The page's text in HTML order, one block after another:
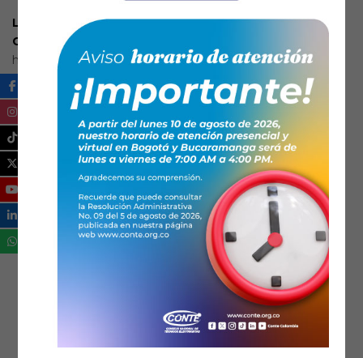
LINK AGENDA CHARLAS TECNICAS EXPOSOLAR
COLOMBIA 2021:
https://feriaexposolar.com/wp-content/uploads/2021/10/
Agenda-Charlas-tecnicas-1.pdf
ExpoSolar Colombia
+57 3008654136
info@feriaexposolar.com
https://feriaexposolar.com/
CONTE Consejo Nacional de Técnicos
(57) 6017451350
contactenos@conte.org.co
https://www.conte.org.co/